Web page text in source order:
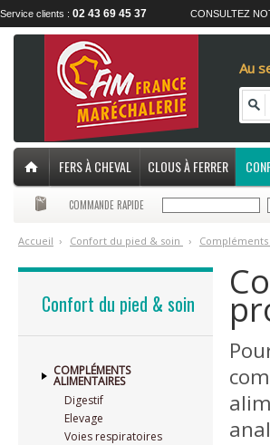
Service clients : 02 43 69 45 37 CONSULTEZ
Au
FERS À CHEVAL CLOUS À FERRER
COMMANDE RAPIDE
Accueil › Confort du pied & soin › C
Confort du pied & soin
COMPLÉMENTS
ALIMENTAIRES
Digestif
Elevage
Voies respiratoires